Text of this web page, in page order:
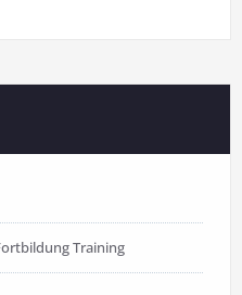
Training